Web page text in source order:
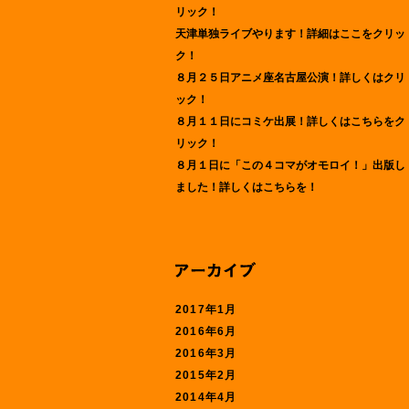
リック！
天津単独ライブやります！詳細はここをクリッ
ク！
８月２５日アニメ座名古屋公演！詳しくはクリ
ック！
８月１１日にコミケ出展！詳しくはこちらをク
リック！
８月１日に「この４コマがオモロイ！」出版し
ました！詳しくはこちらを！
2017年1月
2016年6月
2016年3月
2015年2月
2014年4月